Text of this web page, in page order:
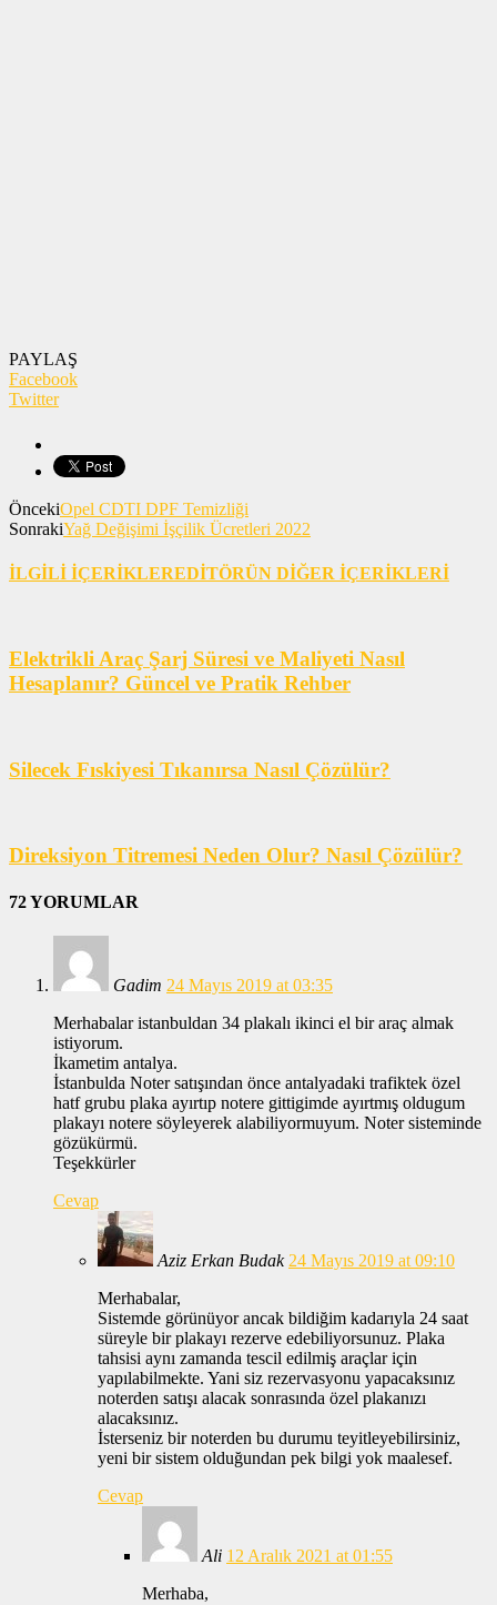
PAYLAŞ
Facebook
Twitter
ÖncekiOpel CDTI DPF Temizliği
SonrakiYağ Değişimi İşçilik Ücretleri 2022
İLGİLİ İÇERİKLEREDİTÖRÜN DİĞER İÇERİKLERİ
Elektrikli Araç Şarj Süresi ve Maliyeti Nasıl
Hesaplanır? Güncel ve Pratik Rehber
Silecek Fıskiyesi Tıkanırsa Nasıl Çözülür?
Direksiyon Titremesi Neden Olur? Nasıl Çözülür?
72 YORUMLAR
Gadim 24 Mayıs 2019 at 03:35
Merhabalar istanbuldan 34 plakalı ikinci el bir araç almak
istiyorum.
İkametim antalya.
İstanbulda Noter satışından önce antalyadaki trafiktek özel
hatf grubu plaka ayırtıp notere gittigimde ayırtmış oldugum
plakayı notere söyleyerek alabiliyormuyum. Noter sisteminde
gözükürmü.
Teşekkürler
Cevap
Aziz Erkan Budak 24 Mayıs 2019 at 09:10
Merhabalar,
Sistemde görünüyor ancak bildiğim kadarıyla 24 saat
süreyle bir plakayı rezerve edebiliyorsunuz. Plaka
tahsisi aynı zamanda tescil edilmiş araçlar için
yapılabilmekte. Yani siz rezervasyonu yapacaksınız
noterden satışı alacak sonrasında özel plakanızı
alacaksınız.
İsterseniz bir noterden bu durumu teyitleyebilirsiniz,
yeni bir sistem olduğundan pek bilgi yok maalesef.
Cevap
Ali 12 Aralık 2021 at 01:55
Merhaba,